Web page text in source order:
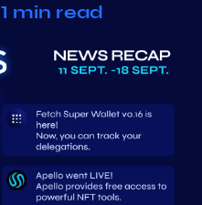
1 min read